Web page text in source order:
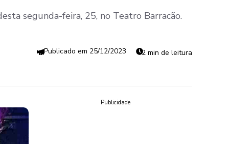
segunda-feira, 25, no Teatro Barracão.
25/12/2023 2 min de leitura
Publicidade